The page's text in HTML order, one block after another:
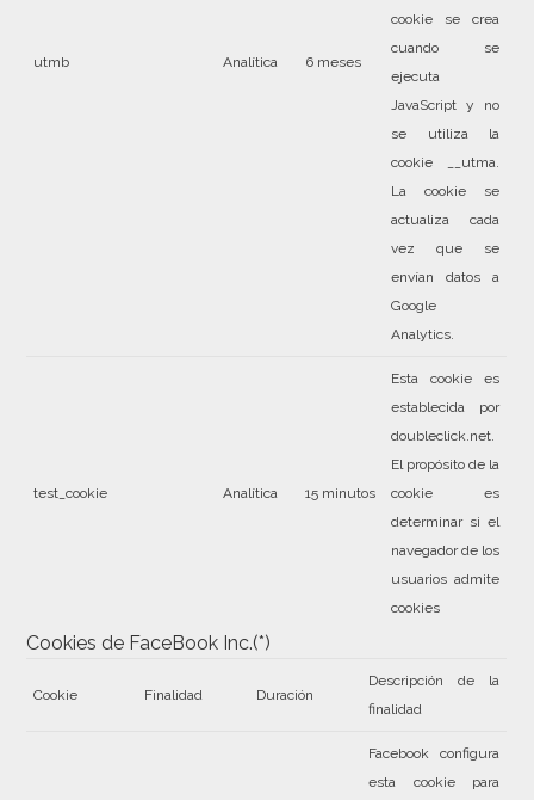
utmb Analítica 6 meses
cookie se crea
cuando se
ejecuta
JavaScript y no
se utiliza la
cookie __utma.
La cookie se
actualiza cada
vez que se
envían datos a
Google
Analytics.
test_cookie Analítica 15 minutos
Esta cookie es
establecida por
doubleclick.net.
El propósito de la
cookie es
determinar si el
navegador de los
usuarios admite
cookies
Cookies de FaceBook Inc.(*)
Cookie Finalidad Duración
Descripción de la
finalidad
Facebook configura
esta cookie para